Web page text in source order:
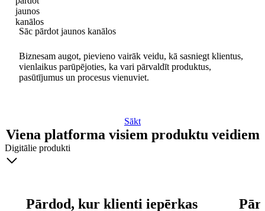
Sāc pārdot jaunos kanālos
Biznesam augot, pievieno vairāk veidu, kā sasniegt klientus,
vienlaikus parūpējoties, ka vari pārvaldīt produktus,
pasūtījumus un procesus vienuviet.
Sākt
Viena platforma visiem produktu veidiem
Digitālie produkti
Pārdod, kur klienti iepērkas